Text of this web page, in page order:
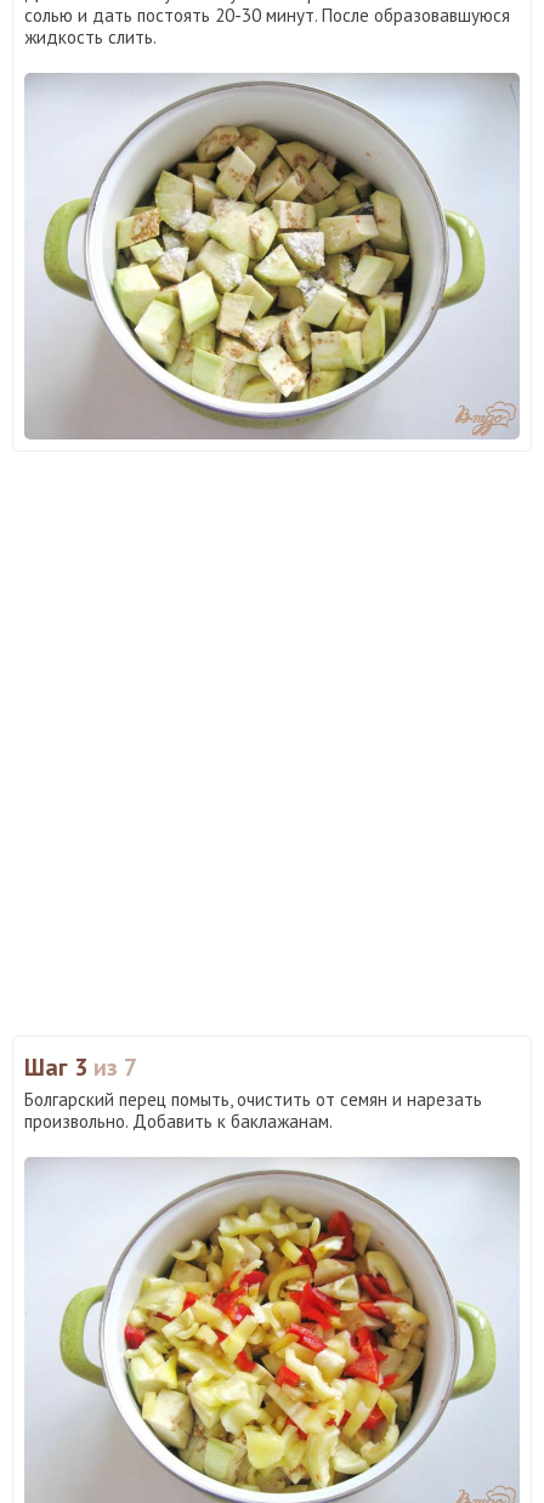
солью и дать постоять 20-30 минут. После образовавшуюся
жидкость слить.
Шаг 3 из 7
Болгарский перец помыть, очистить от семян и нарезать
произвольно. Добавить к баклажанам.